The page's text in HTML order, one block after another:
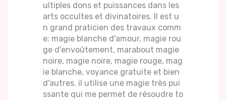
ultiples dons et puissances dans les
arts occultes et divinatoires. Il est u
n grand praticien des travaux comm
e: magie blanche d'amour, magie rou
ge d'envoûtement, marabout magie
noire, magie noire, magie rouge, mag
ie blanche, voyance gratuite et bien
d'autres. il utilise une magie très pui
ssante qui me permet de résoudre to